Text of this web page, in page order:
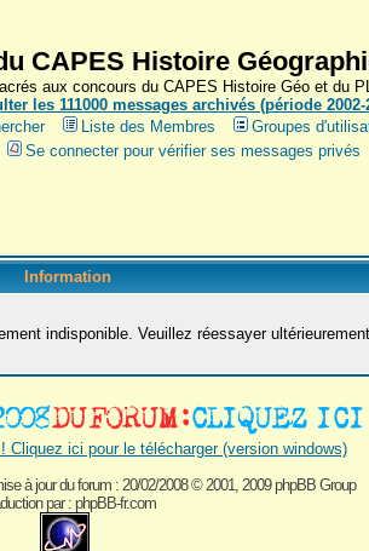
CAPES Histoire
aux concours du CAPES Histoire Géo et du
les 111000 messages archivés (période
Liste des Membres Groupes
Se connecter pour vérifier ses messages privés
Information
indisponible. Veuillez réessayer
ici pour le télécharger (version windows)
à jour du forum : 20/02/2008© 2001, 2009 phpBB Group
par : phpBB-fr.com